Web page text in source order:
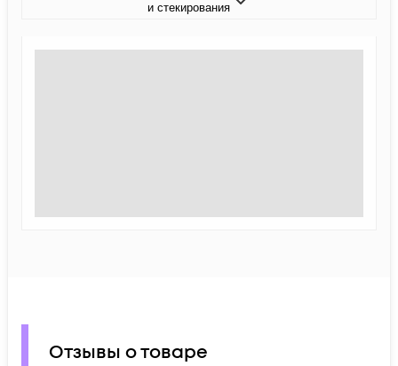
и стекирования
Отзывы о товаре